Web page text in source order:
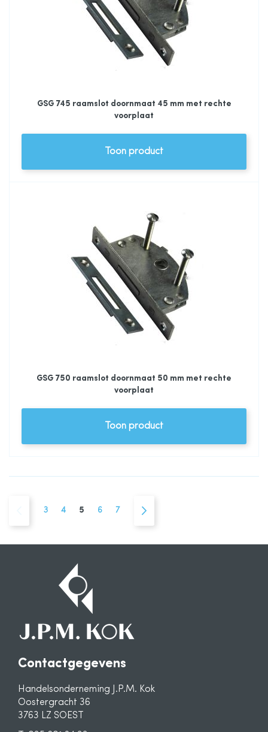
GSG 745 raamslot doornmaat 45 mm met rechte
voorplaat
Toon product
GSG 750 raamslot doornmaat 50 mm met rechte
voorplaat
Toon product
Pagina
VorigePagina
3 Pagina
4 U lees momenteel pagina
5 Pagina
6 Pagina
7
Contactgegevens
Handelsonderneming J.P.M. Kok
Oostergracht 36
3763 LZ SOEST